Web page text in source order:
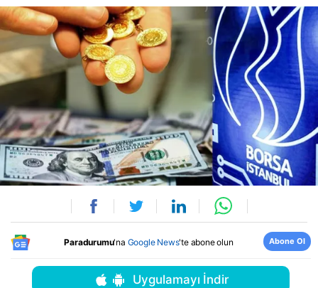
Paradurumu'na Google News'te abone olun Abone Ol
Uygulamayı İndir